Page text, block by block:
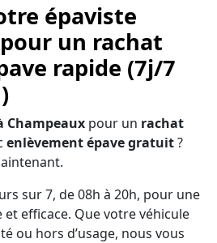
épaviste
un rachat
rapide (7j/7
Champeaux pour un rachat
enlèvement épave gratuit?
sur 7, de 08h à 20h, pour une
efficace. Que votre véhicule
ou hors d’usage, nous vous